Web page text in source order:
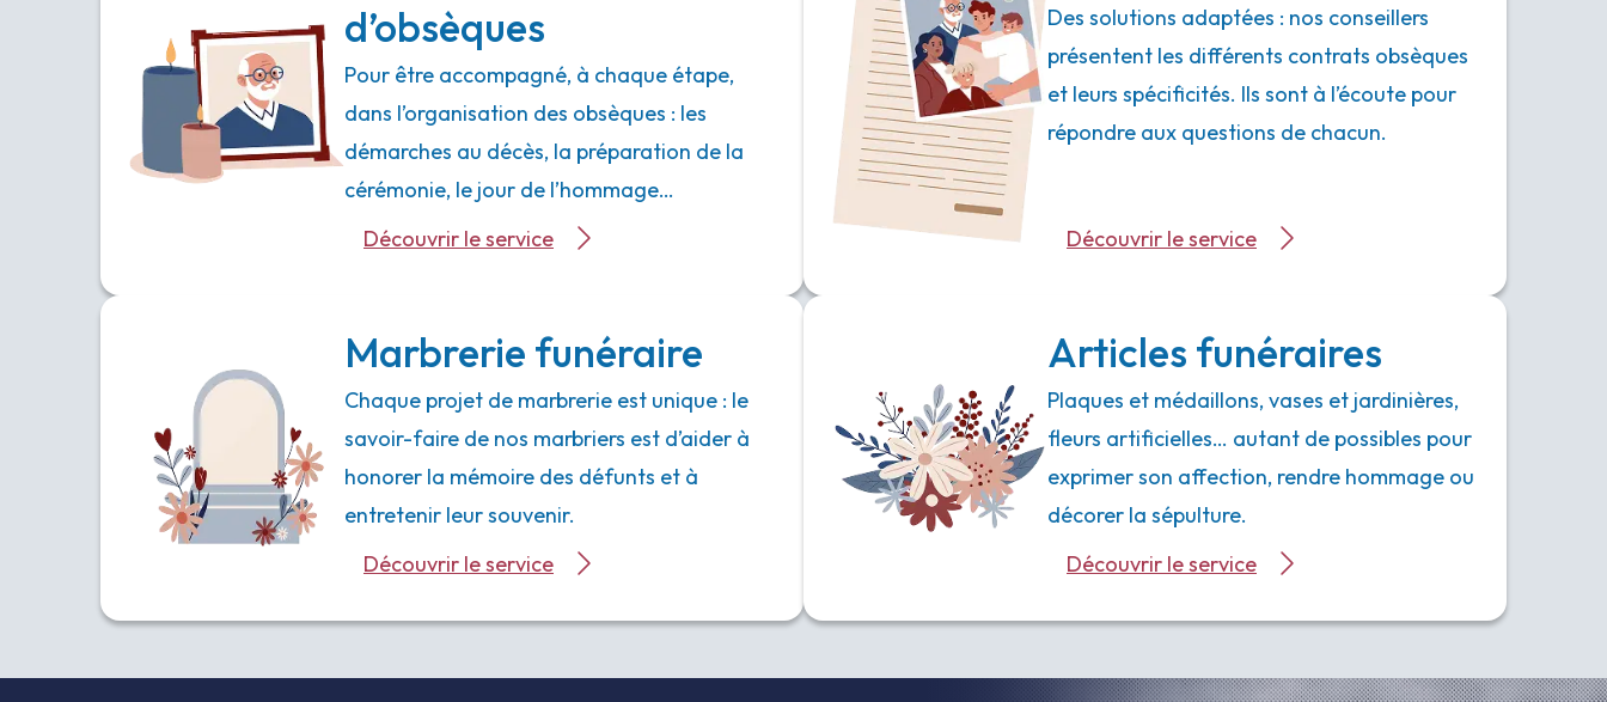
d’obsèques
Pour être accompagné, à chaque étape,
dans l’organisation des obsèques : les
démarches au décès, la préparation de la
cérémonie, le jour de l’hommage…
Découvrir le service
Des solutions adaptées : nos conseillers
présentent les différents contrats obsèques
et leurs spécificités. Ils sont à l’écoute pour
répondre aux questions de chacun.
Découvrir le service
Marbrerie funéraire
Chaque projet de marbrerie est unique : le
savoir-faire de nos marbriers est d’aider à
honorer la mémoire des défunts et à
entretenir leur souvenir.
Découvrir le service
Articles funéraires
Plaques et médaillons, vases et jardinières,
fleurs artificielles… autant de possibles pour
exprimer son affection, rendre hommage ou
décorer la sépulture.
Découvrir le service